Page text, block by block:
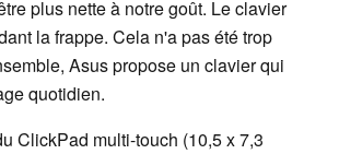
plus nette à notre goût. Le clavier
la frappe. Cela n'a pas été trop
Asus propose un clavier qui
quotidien.
ClickPad multi-touch (10,5 x 7,3